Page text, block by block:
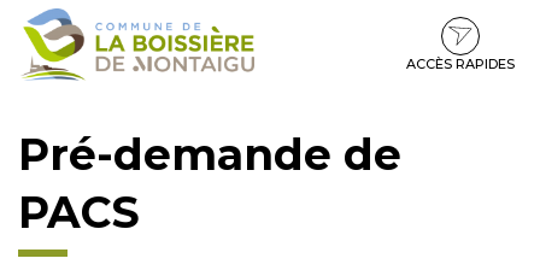
Gestion des traceurs
Aller
Aller
contenu
Aller
pied
ACCÈS RAPIDES
Pré-demande de
PACS